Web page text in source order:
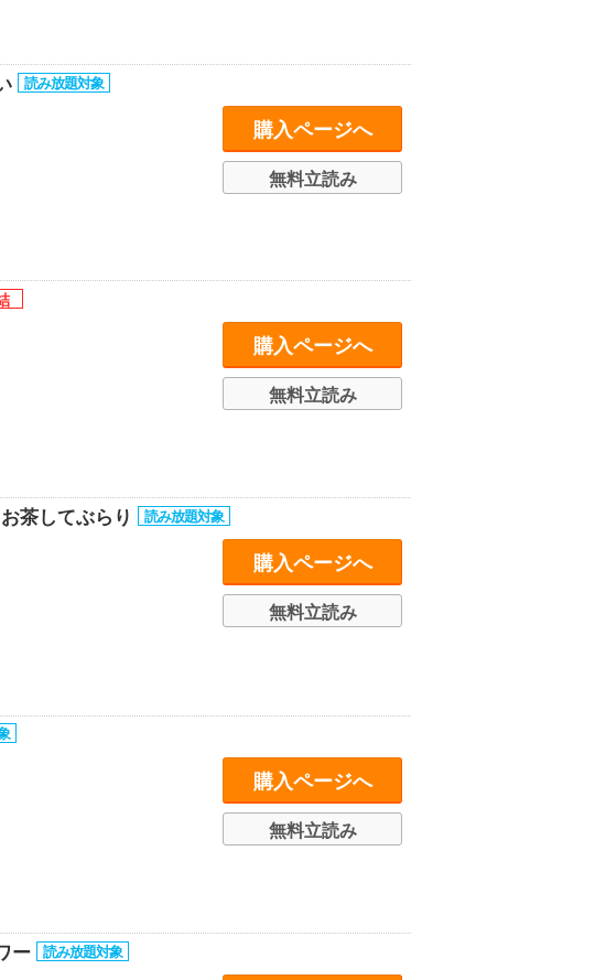
購入ページへ
無料立読み
購入ページへ
無料立読み
茶してぶらり
購入ページへ
無料立読み
購入ページへ
無料立読み
ー